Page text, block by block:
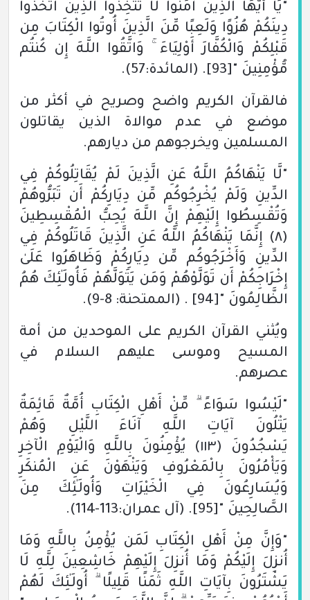
"يَا أَيُّهَا الَّذِينَ آمَنُوا لَا تَتَّخِذُوا الَّذِينَ اتَّخَذُوا
دِينَكُمْ هُزُوًا وَلَعِبًا مِّنَ الَّذِينَ أُوتُوا الْكِتَابَ مِن
قَبْلِكُمْ وَالْكُفَّارَ أَوْلِيَاءَ ۚ وَاتَّقُوا اللَّـهَ إِن كُنتُم
مُّؤْمِنِينَ "[93]
. (المائدة:57) .
فالقرآن الكريم واضح وصريح في أكثر من
موضع في عدم موالاة الذين يقاتلون
المسلمين ويخرجوهم من ديارهم.
"لَّا يَنْهَاكُمُ اللَّـهُ عَنِ الَّذِينَ لَمْ يُقَاتِلُوكُمْ فِي
الدِّينِ وَلَمْ يُخْرِجُوكُم مِّن دِيَارِكُمْ أَن تَبَرُّوهُمْ
وَتُقْسِطُوا إِلَيْهِمْ إِنَّ اللَّـهَ يُحِبُّ الْمُقْسِطِينَ
(٨)
إِنَّمَا يَنْهَاكُمُ اللَّـهُ عَنِ الَّذِينَ قَاتَلُوكُمْ فِي
الدِّينِ وَأَخْرَجُوكُم مِّن دِيَارِكُمْ وَظَاهَرُوا عَلَىٰ
إِخْرَاجِكُمْ أَن تَوَلَّوْهُمْ وَمَن يَتَوَلَّهُمْ فَأُولَـٰئِكَ هُمُ
الظَّالِمُونَ "[94]
. (الممتحنة: 8-9) .
ويُثني القرآن الكريم على الموحدين من أمة
المسيح وموسى عليهم السلام في
عصرهم.
"لَيْسُوا سَوَاءً ۗ مِّنْ أَهْلِ الْكِتَابِ أُمَّةٌ قَائِمَةٌ
يَتْلُونَ آيَاتِ اللَّـهِ آنَاءَ اللَّيْلِ وَهُمْ
يَسْجُدُونَ
(١١٣)
يُؤْمِنُونَ بِاللَّـهِ وَالْيَوْمِ الْآخِرِ
وَيَأْمُرُونَ بِالْمَعْرُوفِ وَيَنْهَوْنَ عَنِ الْمُنكَرِ
وَيُسَارِعُونَ فِي الْخَيْرَاتِ وَأُولَـٰئِكَ مِنَ
الصَّالِحِينَ "[95]
. (آل عمران:113-114) .
"وَإِنَّ مِنْ أَهْلِ الْكِتَابِ لَمَن يُؤْمِنُ بِاللَّـهِ وَمَا
أُنزِلَ إِلَيْكُمْ وَمَا أُنزِلَ إِلَيْهِمْ خَاشِعِينَ لِلَّـهِ لَا
يَشْتَرُونَ بِآيَاتِ اللَّـهِ ثَمَنًا قَلِيلًا ۗ أُولَـٰئِكَ لَهُمْ